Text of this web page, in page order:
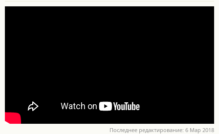
Последнее редактирование: 6 Мар 2018